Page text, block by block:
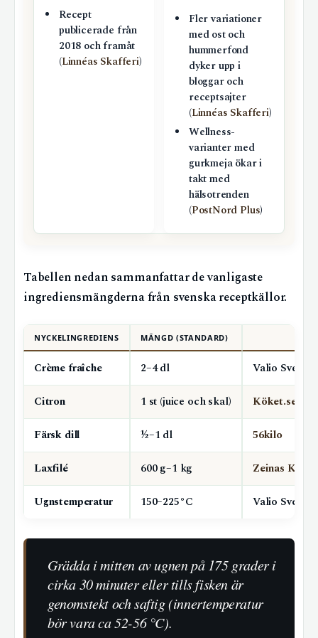
Recept
publicerade från
2018 och framåt
(Linnéas Skafferi)
Fler variationer
med ost och
hummerfond
dyker upp i
bloggar och
receptsajter
(Linnéas Skafferi)
Wellness-
varianter med
gurkmeja ökar i
takt med
hälsotrenden
(PostNord Plus)
Tabellen nedan sammanfattar de vanligaste
ingrediensmängderna från svenska receptkällor.
NYCKELINGREDIENS MÄNGD (STANDARD)
Crème fraîche 2–4 dl Valio Sverige
Citron 1 st (juice och skal) Köket.se
Färsk dill ½–1 dl 56kilo
Laxfilé 600 g–1 kg Zeinas
Ugnstemperatur 150–225°C Valio Sverige
Grädda i mitten av ugnen på 175 grader i
cirka 30 minuter eller tills fisken är
genomstekt och saftig (innertemperatur
bör vara ca 52-56 °C).